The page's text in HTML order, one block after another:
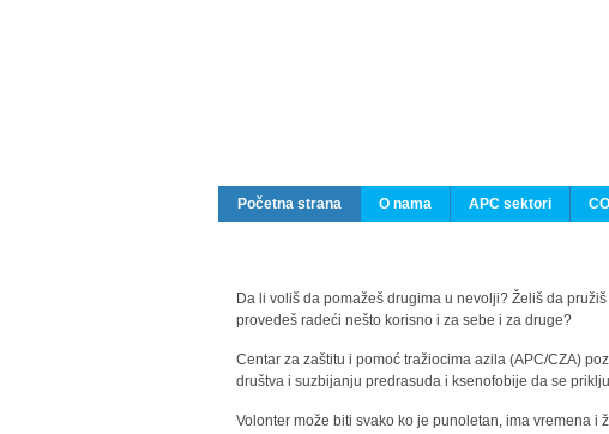
Početna strana
O nama APC sektori
Da li voliš da pomažeš drugima u nevolji? Želiš da
provedeš radeći nešto korisno i za sebe i za druge?
Centar za zaštitu i pomoć tražiocima azila (APC/CZA)
društva i suzbijanju predrasuda i ksenofobije da se
Volonter može biti svako ko je punoletan, ima vremena